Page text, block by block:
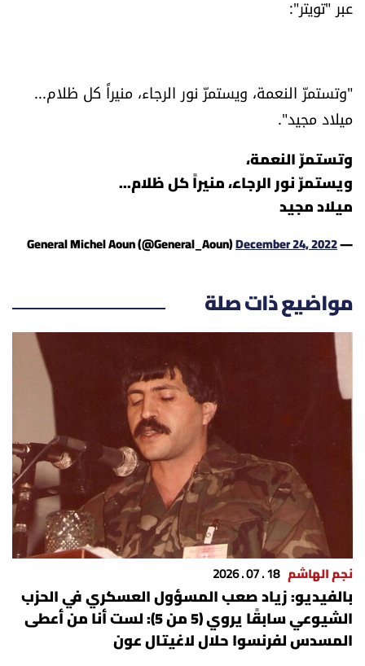
تحت المجهر
آراء
اقتصاد
العالم
ثقافة وفنون
فصل من كتاب
كاميرا
سجالات
صحّة وصحن
الرياضة
منوّعات
عبر "تويتر":
"وتستمرّ النعمة، ويستمرّ نور الرجاء، منيراً كل ظلام...
ميلاد مجيد".
وتستمرّ النعمة،
ويستمرّ نور الرجاء، منيراً كل ظلام...
ميلاد مجيد
— General Michel Aoun (@General_Aoun)
December 24, 2022
مواضيع ذات صلة
نجم الهاشم 18 . 07 . 2026
بالفيديو: زياد صعب المسؤول العسكري في الحزب
الشيوعي سابقًا يروي (5 من 5): لست أنا من أعطى
المسدس لفرنسوا حلال لاغيتال عون